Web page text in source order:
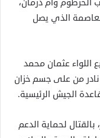
الخرطوم وأم درمان،
الذي يصل
اللواء عثمان محمد
من على جسم خزان
الجيش الرئيسية.
لحماية الدعم